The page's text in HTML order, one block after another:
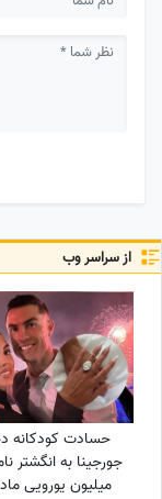
از سراسر وب
حسادت کودکانه
جورجینا به انگشتر
میلیون یورویی